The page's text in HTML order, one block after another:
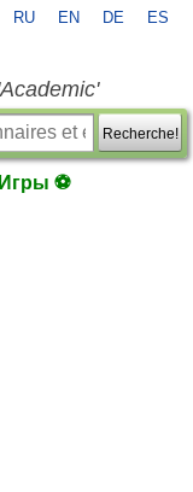
RU EN DE ES
Recherche!
Игры ⚽